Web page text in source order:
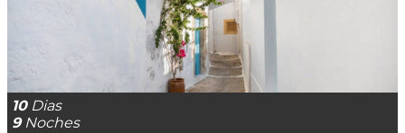
10Dias
9Noches